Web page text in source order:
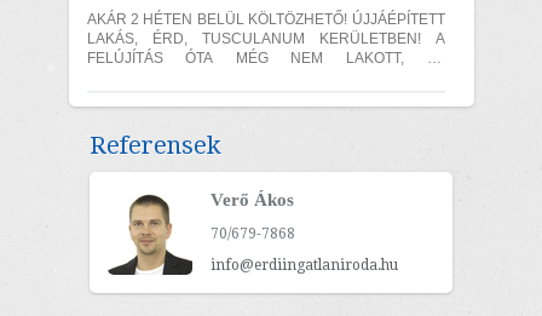
AKÁR 2 HÉTEN BELÜL KÖLTÖZHETŐ! ÚJJÁÉPÍTETT
LAKÁS, ÉRD, TUSCULANUM KERÜLETBEN! A
FELÚJÍTÁS ÓTA MÉG NEM LAKOTT, ÚJ
AUTÓBEÁLLÓ! A lakás...
Referensek
Verő Ákos
70/679-7868
info@erdiingatlaniroda.hu